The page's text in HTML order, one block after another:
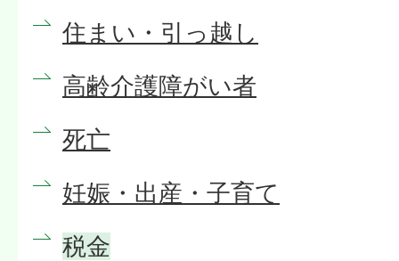
住まい・引っ越し
高齢介護障がい者
死亡
妊娠・出産・子育て
税金